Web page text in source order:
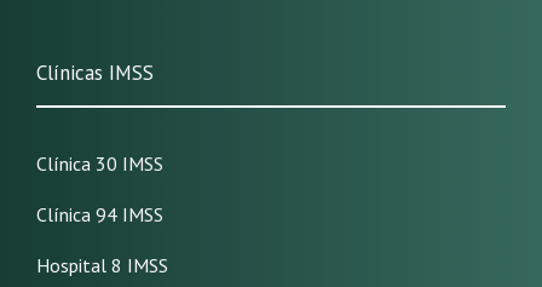
Clínicas IMSS
Clínica 30 IMSS
Clínica 94 IMSS
Hospital 8 IMSS